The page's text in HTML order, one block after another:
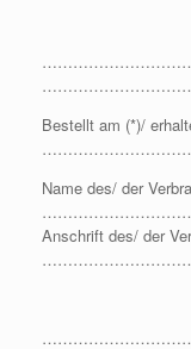
Bestellt am (*)/
Name des/ der
Anschrift des/ der